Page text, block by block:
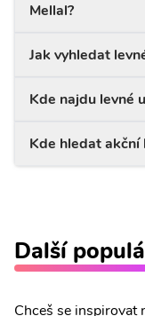
Mellal?
Jak vyhledat
Kde najdu levné
Kde hledat akční
Další
Chceš se inspirovat